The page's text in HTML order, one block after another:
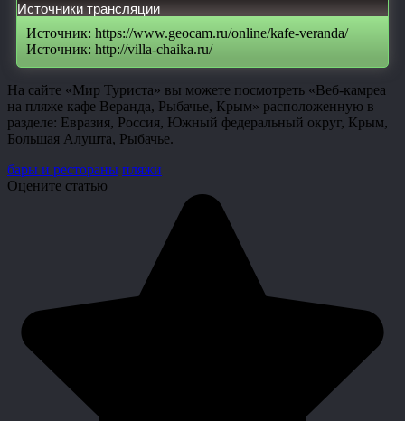
Источники трансляции
Источник: https://www.geocam.ru/online/kafe-veranda/
Источник: http://villa-chaika.ru/
На сайте «Мир Туриста» вы можете посмотреть «Веб-камреа
на пляже кафе Веранда, Рыбачье, Крым» расположенную в
разделе: Евразия, Россия, Южный федеральный округ, Крым,
Большая Алушта, Рыбачье.
бары и рестораны пляжи
Оцените статью